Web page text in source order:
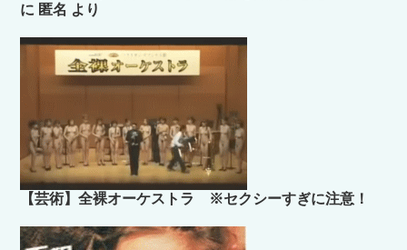
に 匿名 より
【芸術】全裸オーケストラ ※セクシーすぎに注意！